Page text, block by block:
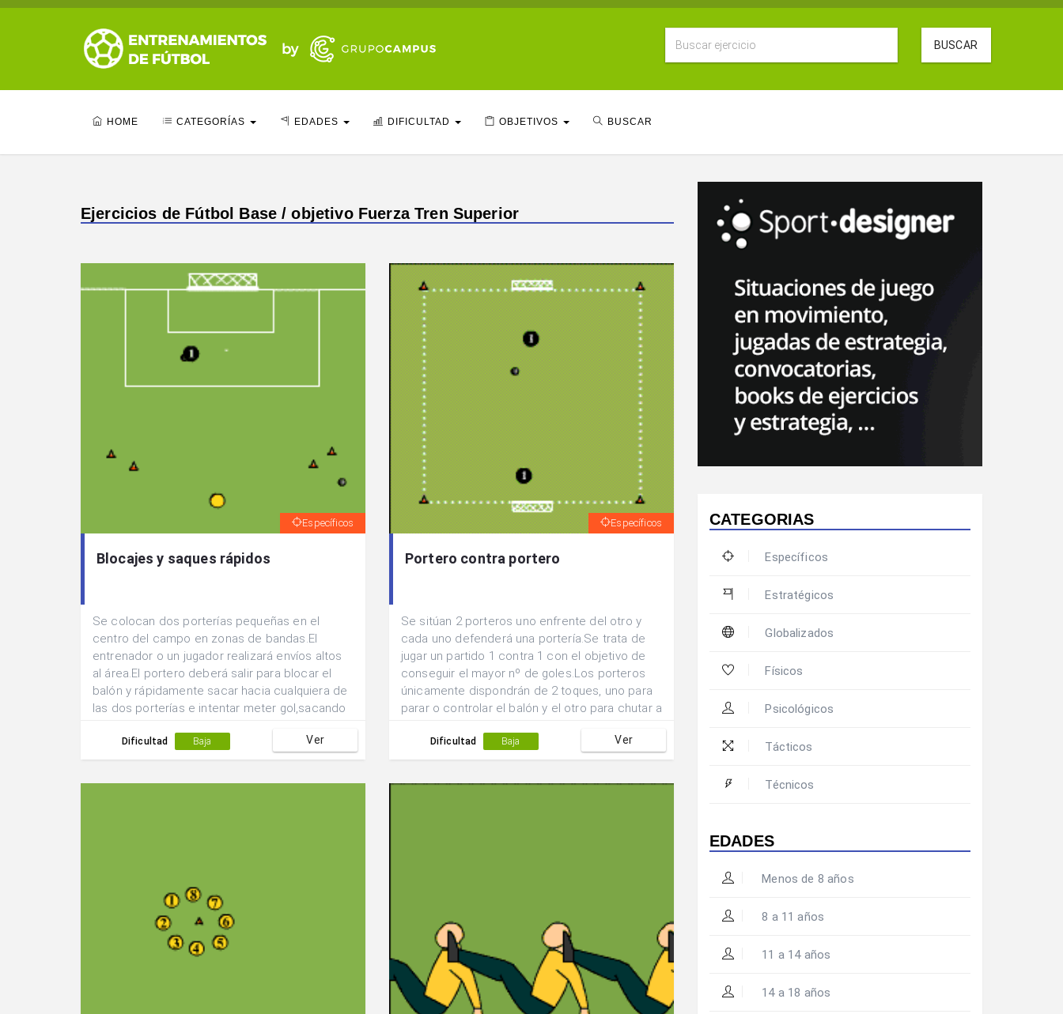
BUSCAR
HOME CATEGORÍAS EDADES DIFICULTAD OBJETIVOS BUSCAR
Ejercicios de Fútbol Base / objetivo Fuerza Tren Superior
Específicos
Blocajes y saques rápidos
Se colocan dos porterías pequeñas en el
centro del campo en zonas de bandas.El
entrenador o un jugador realizará envíos altos
al área.El portero deberá salir para blocar el
balón y rápidamente sacar hacia cualquiera de
las dos porterías e intentar meter gol,sacando
Dificultad Baja Ver
Específicos
Portero contra portero
Se sitúan 2 porteros uno enfrente del otro y
cada uno defenderá una portería.Se trata de
jugar un partido 1 contra 1 con el objetivo de
conseguir el mayor nº de goles.Los porteros
únicamente dispondrán de 2 toques, uno para
parar o controlar el balón y el otro para chutar a
Dificultad Baja Ver
CATEGORIAS
Específicos
Estratégicos
Globalizados
Físicos
Psicológicos
Tácticos
Técnicos
EDADES
Menos de 8 años
8 a 11 años
11 a 14 años
14 a 18 años